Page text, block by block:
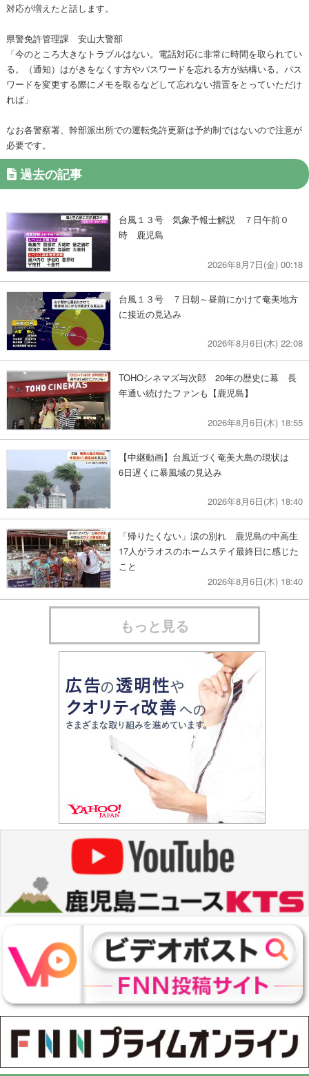
対応が増えたと話します。
県警免許管理課 安山大警部
「今のところ大きなトラブルはない。電話対応に非常に時間を取られてい
る。（通知）はがきをなくす方やパスワードを忘れる方が結構いる。パス
ワードを変更する際にメモを取るなどして忘れない措置をとっていただけ
れば」
なお各警察署、幹部派出所での運転免許更新は予約制ではないので注意が
必要です。
過去の記事
台風１３号 気象予報士解説 ７日午前０
時 鹿児島
2026年8月7日(金) 00:18
台風１３号 ７日朝～昼前にかけて奄美地方
に接近の見込み
2026年8月6日(木) 22:08
TOHOシネマズ与次郎 20年の歴史に幕 長
年通い続けたファンも【鹿児島】
2026年8月6日(木) 18:55
【中継動画】台風近づく奄美大島の現状は
6日遅くに暴風域の見込み
2026年8月6日(木) 18:40
「帰りたくない」涙の別れ 鹿児島の中高生
17人がラオスのホームステイ最終日に感じた
こと
2026年8月6日(木) 18:40
もっと見る